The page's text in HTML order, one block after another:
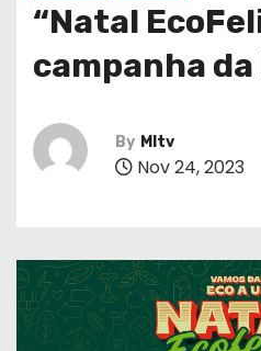
“Natal
campanha da
By MItv
Nov 24, 2023